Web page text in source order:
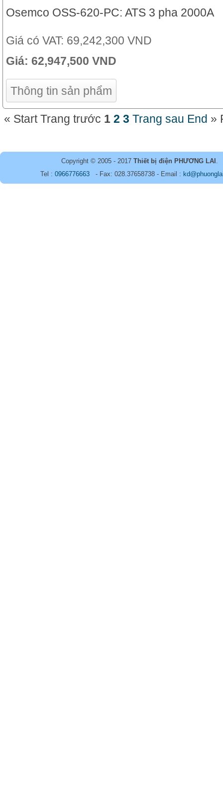
Osemco OSS-620-PC: ATS 3 pha 2000A
Giá có VAT: 69,242,300 VND
Giá: 62,947,500 VND
Thông tin sản phẩm
« Start Trang trước 1 2 3 Trang sau End »
Copyright © 2005 - 2017 Thiết bị điện PHƯƠNG LAI .
Tel : 0966776663 - Fax: 028.37658738 - Email :